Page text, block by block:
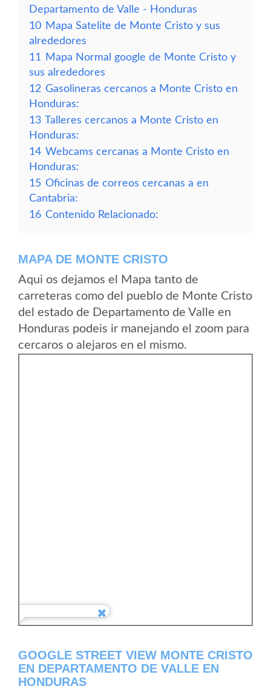
Departamento de Valle - Honduras
10 Mapa Satelite de Monte Cristo y sus
alrededores
11
Mapa Normal google de Monte Cristo y
sus alrededores
12 Gasolineras cercanos a Monte Cristo en
Honduras:
13 Talleres cercanos a Monte Cristo en
Honduras:
14 Webcams cercanas a Monte Cristo en
Honduras:
15 Oficinas de correos cercanas a en
Cantabria:
16 Contenido Relacionado:
MAPA DE MONTE CRISTO
Aqui os dejamos el Mapa tanto de
carreteras como del pueblo de Monte Cristo
del estado de Departamento de Valle en
Honduras podeis ir manejando el zoom para
cercaros o alejaros en el mismo.
GOOGLE STREET VIEW MONTE CRISTO
EN DEPARTAMENTO DE VALLE EN
HONDURAS